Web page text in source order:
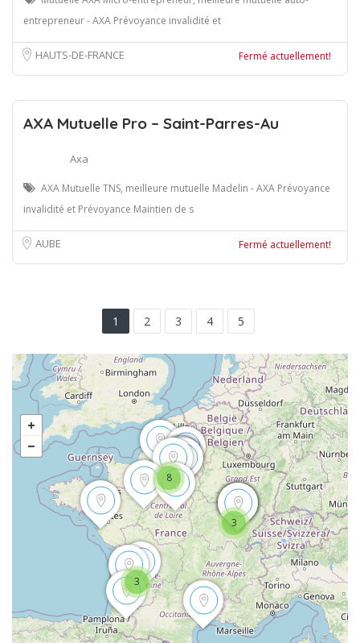
entrepreneur - AXA Prévoyance invalidité et
HAUTS-DE-FRANCE Fermé actuellement!
AXA Mutuelle Pro – Saint-Parres-Au
Axa
AXA Mutuelle TNS, meilleure mutuelle Madelin - AXA Prévoyance
invalidité et Prévoyance Maintien de s
AUBE Fermé actuellement!
1 2 3 4 5
3
8
3